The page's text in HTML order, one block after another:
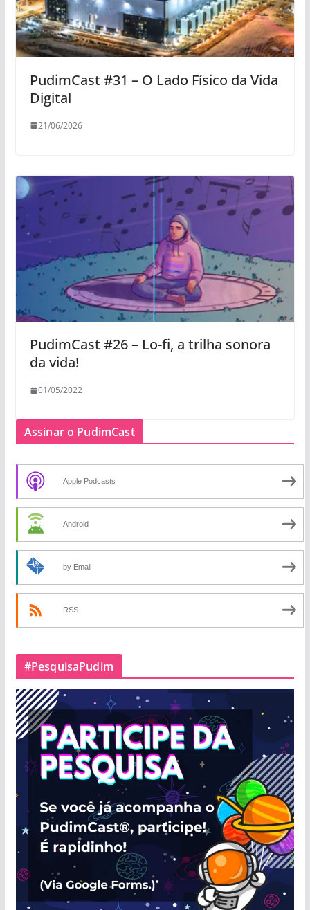
PudimCast #31 – O Lado Físico da Vida
Digital
21/06/2026
PudimCast #26 – Lo-fi, a trilha sonora
da vida!
01/05/2022
Assinar o PudimCast
Apple Podcasts
Android
by Email
RSS
#PesquisaPudim